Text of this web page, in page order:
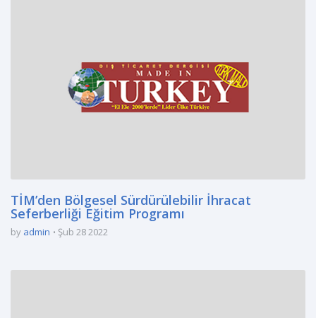
TİM’den Bölgesel Sürdürülebilir İhracat
Seferberliği Eğitim Programı
by admin Şub 28 2022